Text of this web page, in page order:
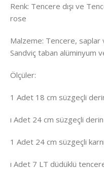
Renk: Tencere dışı ve
rose
Malzeme: Tencere, saplar
Sandviç taban alüminyum
Ölçüler:
1 Adet 18 cm süzgeçli
ı Adet 24 cm süzgeçli
1 Adet 24 cm süzgeçli
ı Adet 7 LT düdüklü